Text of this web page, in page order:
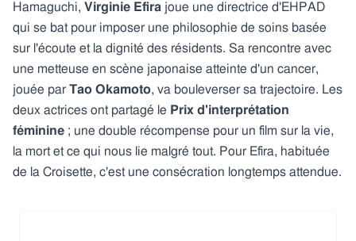
Hamaguchi, Virginie Efira joue une directrice d'EHPAD
qui se bat pour imposer une philosophie de soins basée
sur l'écoute et la dignité des résidents. Sa rencontre avec
une metteuse en scène japonaise atteinte d'un cancer,
jouée par Tao Okamoto, va bouleverser sa trajectoire. Les
deux actrices ont partagé le Prix d'interprétation
féminine ; une double récompense pour un film sur la vie,
la mort et ce qui nous lie malgré tout. Pour Efira, habituée
de la Croisette, c'est une consécration longtemps attendue.